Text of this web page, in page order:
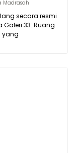
Madrasah
secara resmi
33: Ruang
yang